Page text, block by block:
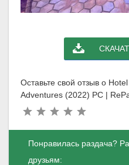
Оставьте свой отзыв о
Adventures (2022) PC |
Понравилась раздача?
друзьям: